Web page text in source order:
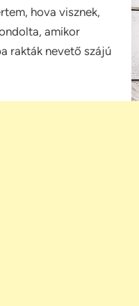
hova visznek,
amikor
rakták nevető szájú